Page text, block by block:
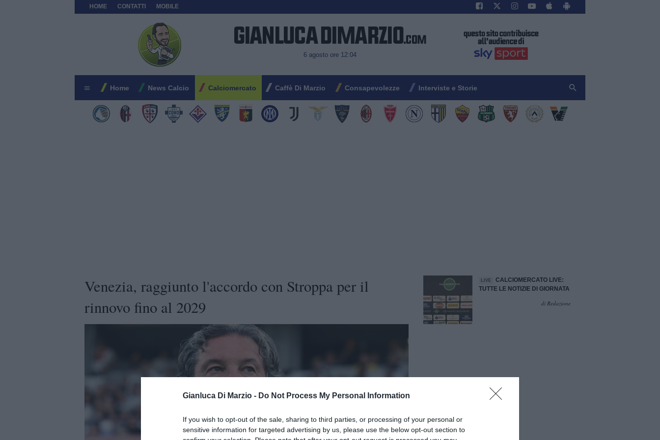
Gianluca Di Marzio - Do Not Process My Personal Information
If you wish to opt-out of the sale, sharing to third parties, or processing of your personal or
sensitive information for targeted advertising by us, please use the below opt-out section to
HOME CONTATTI MOBILE
6 agosto ore 12:04
Home News Calcio Calciomercato Caffè Di Marzio Consapevolezze Interviste e Storie
Venezia, raggiunto l'accordo con Stroppa per il
rinnovo fino al 2029
LIVE
CALCIOMERCATO LIVE:
TUTTE LE NOTIZIE DI GIORNATA
di Redazione